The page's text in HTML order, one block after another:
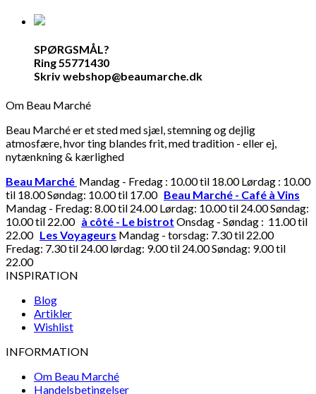
SPØRGSMÅL?
Ring 55771430
Skriv webshop@beaumarche.dk
Om Beau Marché
Beau Marché er et sted med sjæl, stemning og dejlig
atmosfære, hvor ting blandes frit, med tradition - eller ej,
nytænkning & kærlighed
Beau Marché Mandag - Fredag : 10.00 til 18.00 Lørdag : 10.00
til 18.00 Søndag: 10.00 til 17.00 Beau Marché - Café à Vins
Mandag - Fredag: 8.00 til 24.00 Lørdag: 10.00 til 24.00 Søndag:
10.00 til 22.00 à côté - Le bistrot Onsdag - Søndag : 11.00 til
22.00 Les Voyageurs Mandag - torsdag: 7.30 til 22.00
Fredag: 7.30 til 24.00 lørdag: 9.00 til 24.00 Søndag: 9.00 til
22.00
INSPIRATION
Blog
Artikler
Wishlist
INFORMATION
Om Beau Marché
Handelsbetingelser